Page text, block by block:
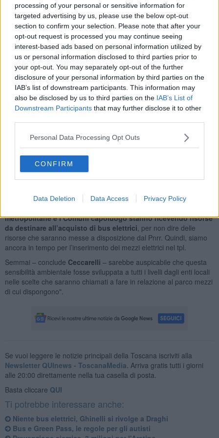
processing of your personal or sensitive information for
targeted advertising by us, please use the below opt-out
section to confirm your selection. Please note that after your
opt-out request is processed you may continue seeing
interest-based ads based on personal information utilized by
us or personal information disclosed to third parties prior to
your opt-out. You may separately opt-out of the further
disclosure of your personal information by third parties on the
IAB’s list of downstream participants. This information may
also be disclosed by us to third parties on the IAB’s List of
Downstream Participants that may further disclose it to other
Personal Data Processing Opt Outs
CONFIRM
Data Deletion Data Access Privacy Policy
della Toscana, è direche la Regione è stata disattentaquando
ha predisposto il capitolato del bando per la gara unica regionale
del Tpl.In realtà, quel bando è datato 2013 e all’epoca non
c’era nessun presupposto per immaginare che la transizione
verso l’elettrico potesse avvenire in quegli anni.Prova ne è
che le amministrazioni pubbliche, fino a poco tempo addietro, non
hanno acquistato mezzi elettrici, se non in via molto sperimentale,
anche per altri utilizzi diversi dal tpl, perché ancora i modelli
disponibili sul mercato non garantivano affidabilità e autonomia
sufficiente. E’ stato il contenzioso infinito, alimentato dai precedenti
gestori del servizio, aziende di proprietà dei comuni, compreso
quello di Arezzo, a prolungare a dismisura i tempi della gara. In
condizioni normali, la gara sarebbe stata aggiudicata 7 anni fa e
oggi la Toscana avrebbe un parco bus interamente rinnovato, con
mezzi ecologici, più comodi e sicuri e ora si troverebbe a scrivere il
capitolato per una nuova gara, nel quale puntare sui mezzi elettrici.
Comunque niente e perduto, perchéoltre 2000 nuovi bus
metropolitane e i Comuni capoluogo stanno ricevendo risorse
da destinare all’acquisto di bus elettrici , per non dire delle
risorse che saranno messe a disposizione dal Pnrr. Quindi, siamo
ancora in tempo per l’inserimento dei mezzi elettrici nel tpl.
Semmai – conclude Ceccarelli – sarebbe auspicabile che questa
sensibilità ambientale fosse sviluppata a tutti i livelli dagli enti locali
nelle scelte che saranno chiamati a fare in relazione al parco mezzi
di cui dispongono".
Se vuoi leggere le notizie principali della Toscana iscriviti alla
Newsletter QUInews - ToscanaMedia. Arriva gratis tutti i giorni
alle 20:00 direttamente nella tua casella di posta.
Basta cliccare QUI
Ti potrebbe interessare anche:
Niente bus elettrici, Ghinelli si rivolge a Draghi
Bus e Green Pass, le regole per gli autisti